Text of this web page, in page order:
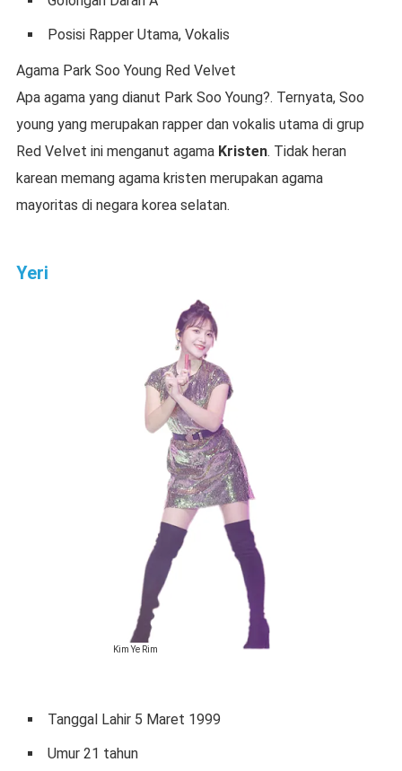
Posisi Rapper Utama, Vokalis
Agama Park Soo Young Red Velvet
Apa agama yang dianut Park Soo Young?. Ternyata, Soo
young yang merupakan rapper dan vokalis utama di grup
Red Velvet ini menganut agama Kristen. Tidak heran
karean memang agama kristen merupakan agama
mayoritas di negara korea selatan.
Yeri
Kim Ye Rim
Tanggal Lahir 5 Maret 1999
Umur 21 tahun